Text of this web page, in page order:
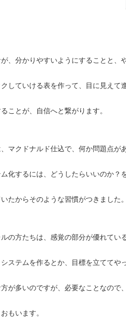
、分かりやすいようにすることと、
していける表を作って、目に見えて
ことが、自信へと繋がります。
マクドナルド仕込で、何か問題点があ
化するには、どうしたらいいのか？
たからそのような習慣がつきました。
の方たちは、感覚の部分が優れてい
ステムを作るとか、目標を立ててや
が多いのですが、必要なことなので
もいます。